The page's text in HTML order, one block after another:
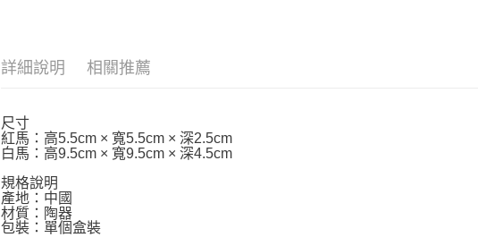
詳細說明 相關推薦
尺寸
紅馬：高5.5cm × 寬5.5cm × 深2.5cm
白馬：高9.5cm × 寬9.5cm × 深4.5cm
規格說明
產地：中國
材質：陶器
包裝：單個盒裝